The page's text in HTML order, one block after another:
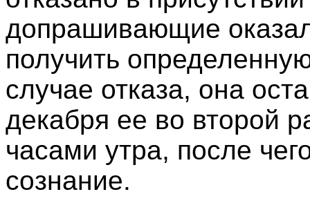
допрашивающие
получить
случае отказа, она
декабря ее во второй
часами утра, после
сознание.